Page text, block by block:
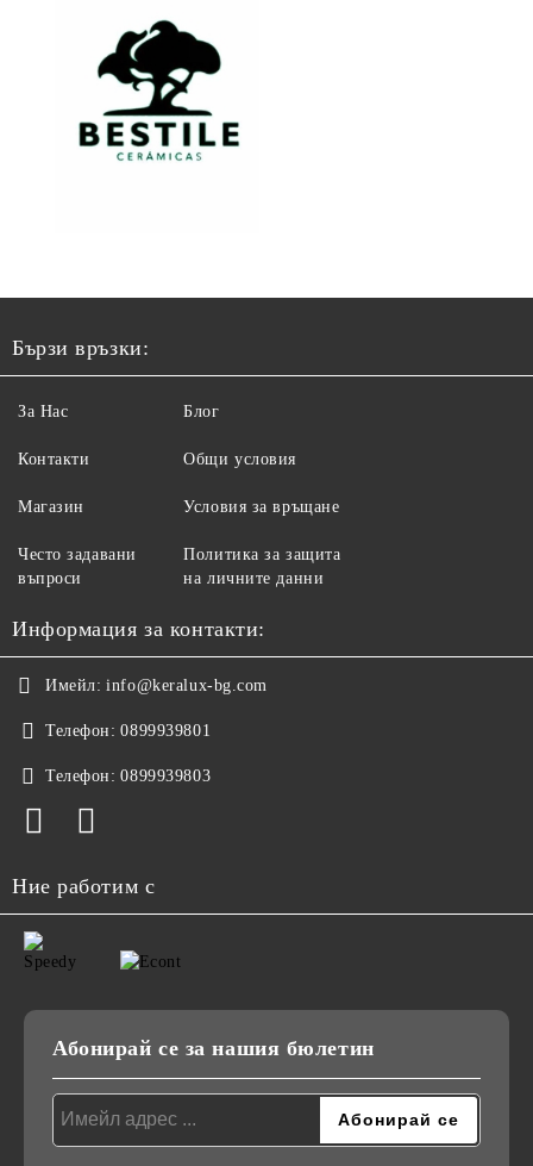
Бързи връзки:
За Нас
Контакти
Магазин
Често задавани
въпроси
Блог
Общи условия
Условия за връщане
Политика за защита
на личните данни
Информация за контакти:
Имейл: info@keralux-bg.com
Телефон: 0899939801
Телефон: 0899939803
Ние работим с
Абонирай се за нашия бюлетин